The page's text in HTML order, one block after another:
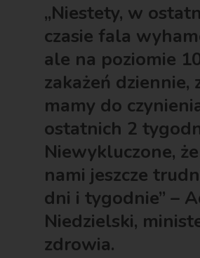
„Niestety, w
czasie fala
ale na poziomie
zakażeń dziennie,
mamy do
ostatnich 2
Niewykluczone,
nami jeszcze
dni i tygodnie” –
Niedzielski,
zdrowia.